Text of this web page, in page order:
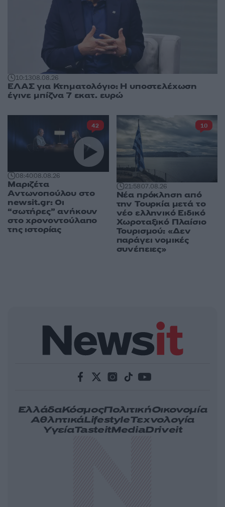
10:1308.08.26
ΕΛΑΣ για Κτηματολόγιο: Η υποστελέχωση
έγινε μπίζνα 7 εκατ. ευρώ
08:4008.08.26
Μαριζέτα
Αντωνοπούλου στο
newsit.gr: Οι
“σωτήρες” ανήκουν
στο χρονοντούλαπο
της ιστορίας
42
21:5807.08.26
Νέα πρόκληση από
την Τουρκία μετά το
νέο ελληνικό Ειδικό
Χωροταξικό Πλαίσιο
Τουρισμού: «Δεν
παράγει νομικές
συνέπειες»
10
ΕλλάδαΚόσμοςΠολιτικήΟικονομία
ΑθλητικάLifestyleΤεχνολογία
ΥγείαTasteitMediaDriveit